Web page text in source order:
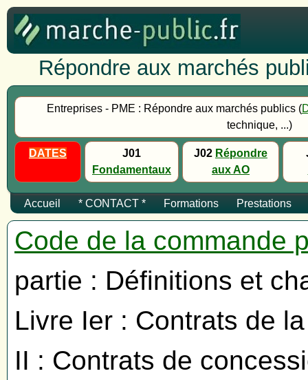
Répondre aux marchés
Entreprises - PME : Répondre aux marchés publics (
technique, ...)
DATES
J01
Fondamentaux
J02 Répondre
aux AO
Accueil * CONTACT * Formations Prestations
Code de la commande
partie : Définitions et
Livre Ier : Contrats de
II : Contrats de